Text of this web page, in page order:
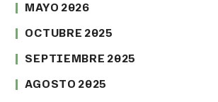
MAYO 2026
OCTUBRE 2025
SEPTIEMBRE 2025
AGOSTO 2025